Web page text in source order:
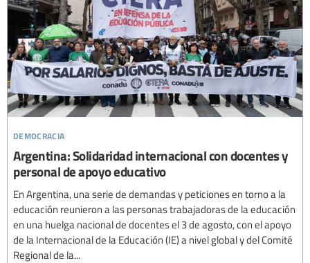
democracia
Argentina: Solidaridad internacional con docentes y
personal de apoyo educativo
En Argentina, una serie de demandas y peticiones en torno a la
educación reunieron a las personas trabajadoras de la educación
en una huelga nacional de docentes el 3 de agosto, con el apoyo
de la Internacional de la Educación (IE) a nivel global y del Comité
Regional de la...